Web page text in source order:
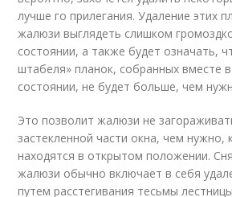
лучше го прилегания. Удаление этих
жалюзи выглядеть слишком
состоянии, а также будет означать,
штабеля» планок, собранных вместе
состоянии, не будет больше, чем
Это позволит жалюзи не
застекленной части окна, чем нужно,
находятся в открытом положении.
жалюзи обычно включает в себя
путем расстегивания тесьмы